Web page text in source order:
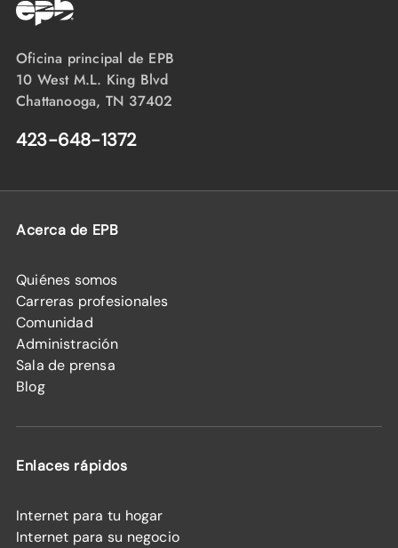
Oficina principal de EPB
10 West M.L. King Blvd
Chattanooga, TN 37402
423-648-1372
Acerca de EPB
Quiénes somos
Carreras profesionales
Comunidad
Administración
Sala de prensa
Blog
Enlaces rápidos
Internet para tu hogar
Internet para su negocio